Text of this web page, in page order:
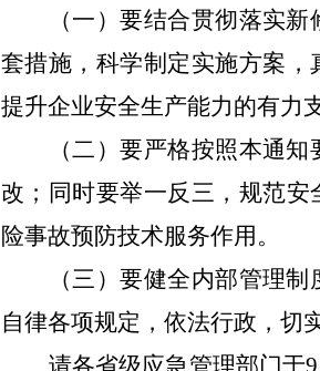
（一）要结合贯彻落实
套措施，科学制定实施方案
提升企业安全生产能力的有力
（二）要严格按照本通
改；同时要举一反三，规范
险事故预防技术服务作用。
（三）要健全内部管理
自律各项规定，依法行政，切
请各省级应急管理部门于